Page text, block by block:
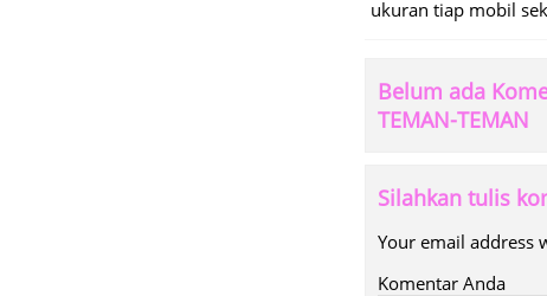
ukuran tiap mobil
Belum ada
TEMAN-TEMAN
Silahkan tulis
Your email address
Komentar Anda